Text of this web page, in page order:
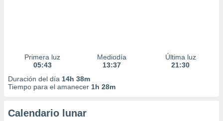
Primera luz
05:43
Mediodía
13:37
Última luz
21:30
Duración del día 14h 38m
Tiempo para el amanecer 1h 28m
Calendario lunar